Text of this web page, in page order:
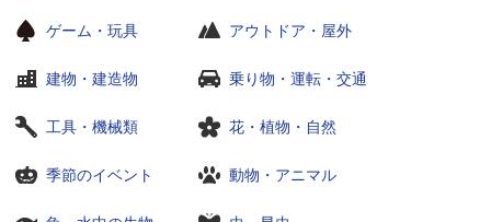
ゲーム・玩具 アウトドア・屋外
建物・建造物 乗り物・運転・交通
工具・機械類 花・植物・自然
季節のイベント 動物・アニマル